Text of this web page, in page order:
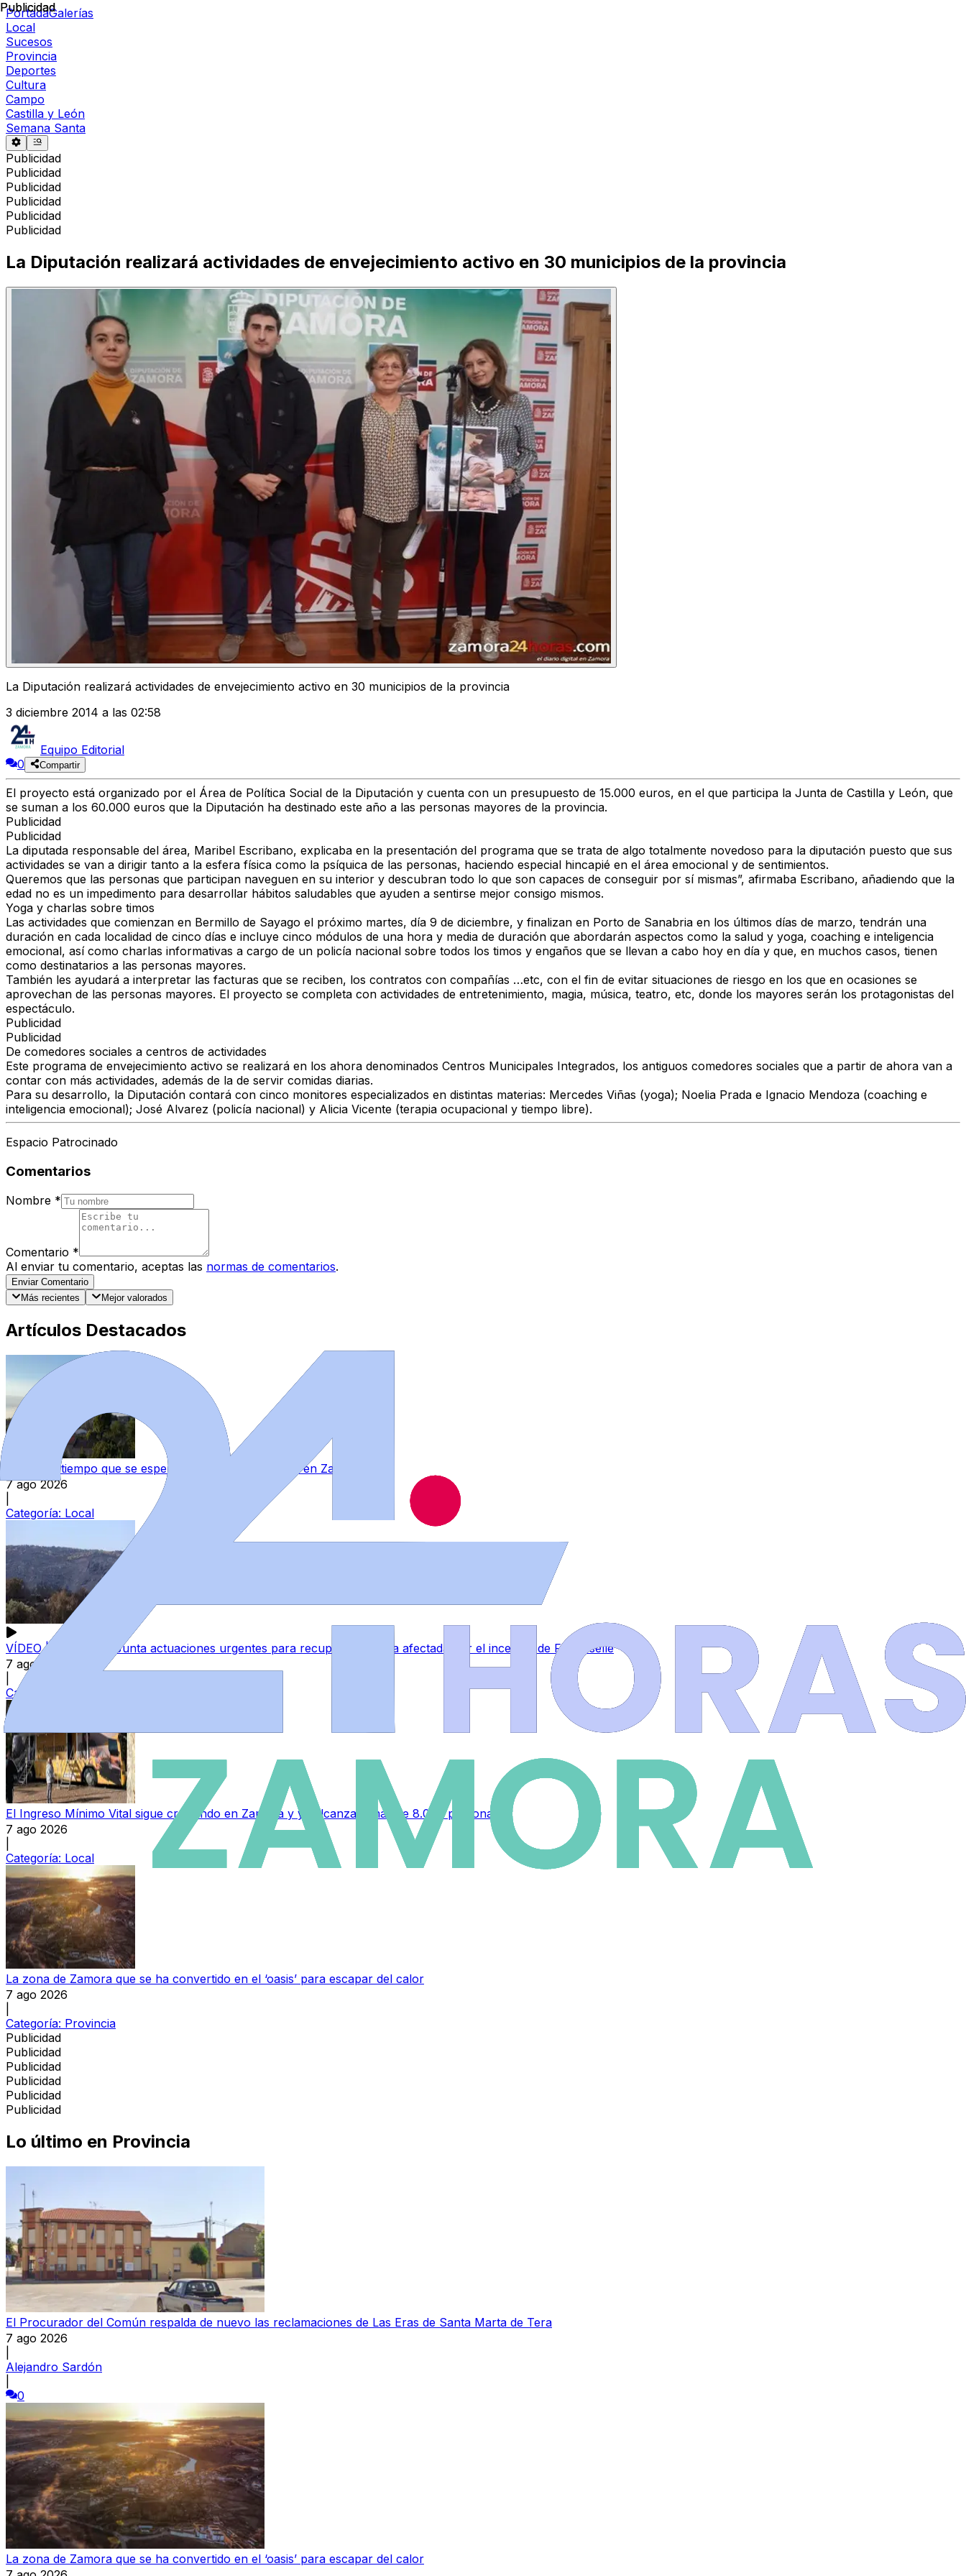
PortadaGalerías
Local
Sucesos
Provincia
Deportes
Cultura
Campo
Castilla y León
Semana Santa
Publicidad
Publicidad
Publicidad
Publicidad
Publicidad
Publicidad
Publicidad
La Diputación realizará actividades de envejecimiento activo en 30 municipios de la provincia
La Diputación realizará actividades de envejecimiento activo en 30 municipios de la provincia
3 diciembre 2014 a las 02:58
Equipo Editorial
0
Compartir
El proyecto está organizado por el Área de Política Social de la Diputación y cuenta con un presupuesto de 15.000 euros, en el que participa la Junta de Castilla y León, que
se suman a los 60.000 euros que la Diputación ha destinado este año a las personas mayores de la provincia.
Publicidad
Publicidad
La diputada responsable del área, Maribel Escribano, explicaba en la presentación del programa que se trata de algo totalmente novedoso para la diputación puesto que sus
actividades se van a dirigir tanto a la esfera física como la psíquica de las personas, haciendo especial hincapié en el área emocional y de sentimientos.
Queremos que las personas que participan naveguen en su interior y descubran todo lo que son capaces de conseguir por sí mismas”, afirmaba Escribano, añadiendo que la
edad no es un impedimento para desarrollar hábitos saludables que ayuden a sentirse mejor consigo mismos.
Yoga y charlas sobre timos
Las actividades que comienzan en Bermillo de Sayago el próximo martes, día 9 de diciembre, y finalizan en Porto de Sanabria en los últimos días de marzo, tendrán una
duración en cada localidad de cinco días e incluye cinco módulos de una hora y media de duración que abordarán aspectos como la salud y yoga, coaching e inteligencia
emocional, así como charlas informativas a cargo de un policía nacional sobre todos los timos y engaños que se llevan a cabo hoy en día y que, en muchos casos, tienen
como destinatarios a las personas mayores.
También les ayudará a interpretar las facturas que se reciben, los contratos con compañías …etc, con el fin de evitar situaciones de riesgo en los que en ocasiones se
aprovechan de las personas mayores. El proyecto se completa con actividades de entretenimiento, magia, música, teatro, etc, donde los mayores serán los protagonistas del
espectáculo.
Publicidad
Publicidad
De comedores sociales a centros de actividades
Este programa de envejecimiento activo se realizará en los ahora denominados Centros Municipales Integrados, los antiguos comedores sociales que a partir de ahora van a
contar con más actividades, además de la de servir comidas diarias.
Para su desarrollo, la Diputación contará con cinco monitores especializados en distintas materias: Mercedes Viñas (yoga); Noelia Prada e Ignacio Mendoza (coaching e
inteligencia emocional); José Alvarez (policía nacional) y Alicia Vicente (terapia ocupacional y tiempo libre).
Espacio Patrocinado
Comentarios
Nombre *
Comentario *
Al enviar tu comentario, aceptas las normas de comentarios.
Enviar Comentario
Más recientes
Mejor valorados
Artículos Destacados
Este es el tiempo que se espera para el fin de semana en Zamora
7 ago 2026
Categoría: Local
VÍDEO | Exigen a la Junta actuaciones urgentes para recuperar la zona afectada por el incendio de Fermoselle
7 ago 2026
Categoría:
El Ingreso Mínimo Vital sigue creciendo en Zamora y ya alcanza a más de 8.000 personas
7 ago 2026
Categoría: Local
La zona de Zamora que se ha convertido en el ‘oasis’ para escapar del calor
7 ago 2026
Categoría: Provincia
Publicidad
Publicidad
Publicidad
Publicidad
Publicidad
Publicidad
Lo último en Provincia
El Procurador del Común respalda de nuevo las reclamaciones de Las Eras de Santa Marta de Tera
7 ago 2026
Alejandro Sardón
0
La zona de Zamora que se ha convertido en el ‘oasis’ para escapar del calor
Publicidad